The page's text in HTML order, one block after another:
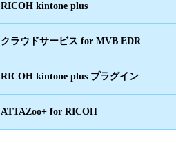
RICOH kintone plus
クラウドサービス for MVB EDR
RICOH kintone plus プラグイン
ATTAZoo+ for RICOH